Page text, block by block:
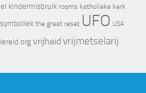
kindermisbruik rooms katholieke kerk
symboliek the great reset UFO USA
vrijheid vrijmetselarij